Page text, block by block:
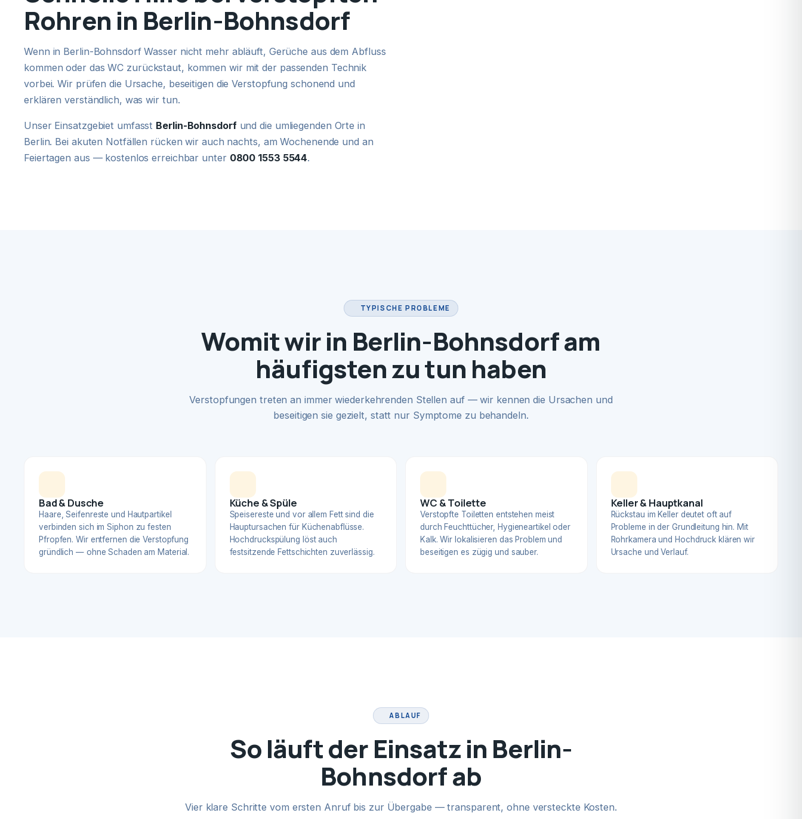
Rohren in Berlin-Bohnsdorf
Wenn in Berlin-Bohnsdorf Wasser nicht mehr abläuft, Gerüche aus dem Abfluss
kommen oder das WC zurückstaut, kommen wir mit der passenden Technik
vorbei. Wir prüfen die Ursache, beseitigen die Verstopfung schonend und
erklären verständlich, was wir tun.
Unser Einsatzgebiet umfasst Berlin-Bohnsdorfund die umliegenden Orte in
Berlin. Bei akuten Notfällen rücken wir auch nachts, am Wochenende und an
Feiertagen aus — kostenlos erreichbar unter 0800 1553 5544.
TYPISCHE PROBLEME
Womit wir in Berlin-Bohnsdorf am
häufigsten zu tun haben
Verstopfungen treten an immer wiederkehrenden Stellen auf — wir kennen die Ursachen und
beseitigen sie gezielt, statt nur Symptome zu behandeln.
Bad & Dusche
Haare, Seifenreste und Hautpartikel
verbinden sich im Siphon zu festen
Pfropfen. Wir entfernen die Verstopfung
gründlich — ohne Schaden am Material.
Küche & Spüle
Speisereste und vor allem Fett sind die
Hauptursachen für Küchenabflüsse.
Hochdruckspülung löst auch
festsitzende Fettschichten zuverlässig.
WC & Toilette
Verstopfte Toiletten entstehen meist
durch Feuchttücher, Hygieneartikel oder
Kalk. Wir lokalisieren das Problem und
beseitigen es zügig und sauber.
Keller & Hauptkanal
Rückstau im Keller deutet oft auf
Probleme in der Grundleitung hin. Mit
Rohrkamera und Hochdruck klären wir
Ursache und Verlauf.
ABLAUF
So läuft der Einsatz in Berlin-
Bohnsdorf ab
Vier klare Schritte vom ersten Anruf bis zur Übergabe — transparent, ohne versteckte Kosten.